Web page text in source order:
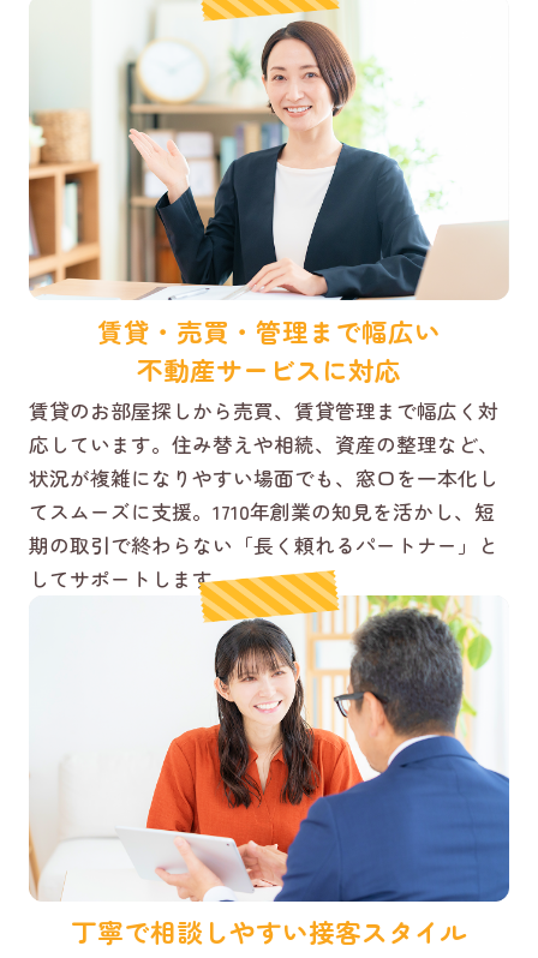
賃貸・売買・管理まで幅広い
不動産サービスに対応
賃貸のお部屋探しから売買、賃貸管理まで幅広く対
応しています。住み替えや相続、資産の整理など、
状況が複雑になりやすい場面でも、窓口を一本化し
てスムーズに支援。1710年創業の知見を活かし、短
期の取引で終わらない「長く頼れるパートナー」と
してサポートします。
丁寧で相談しやすい接客スタイル